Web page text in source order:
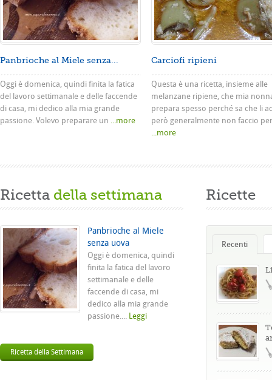
Panbrioche al Miele senza...
Oggi è domenica, quindi finita la fatica
del lavoro settimanale e delle faccende
di casa, mi dedico alla mia grande
passione. Volevo preparare un ...more
Carciofi ripieni
Questa è una ricetta, insieme alle
melanzane ripiene, che mia
prepara spesso perché sa che li
però generalmente non faccio
...more
Ricetta della settimana
Panbrioche al Miele
senza uova
Oggi è domenica, quindi
finita la fatica del lavoro
settimanale e delle
faccende di casa, mi
dedico alla mia grande
passione.... Leggi
Ricetta della Settimana
Ricette
Recenti